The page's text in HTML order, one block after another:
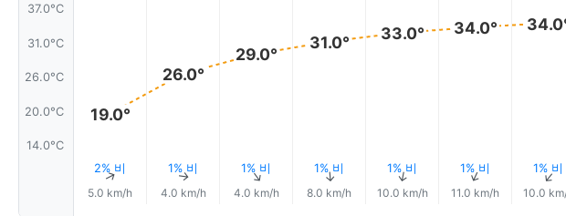
37.0°C
31.0°C
26.0°C
20.0°C
14.0°C
19.0°
2% 비
↑
5.0 km/h
26.0°
1% 비
↑
4.0 km/h
29.0°
1% 비
↑
4.0 km/h
31.0°
1% 비
↑
8.0 km/h
33.0°
1% 비
↑
10.0 km/h
34.0°
1% 비
↑
11.0 km/h
1% 비
↑
10.0